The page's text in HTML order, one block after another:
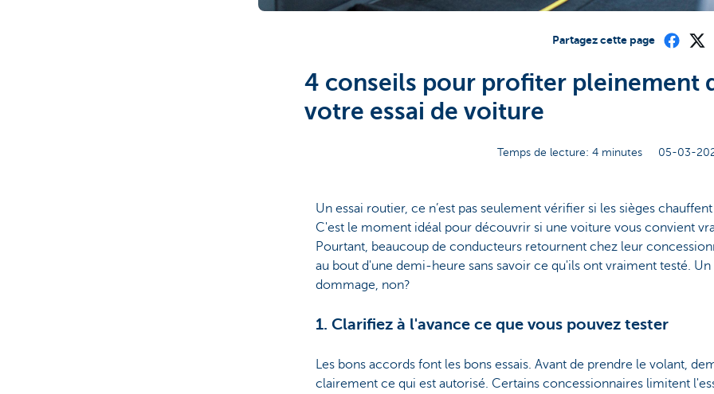
Partagez cette page
4 conseils pour profiter pleinement
votre essai de voiture
Temps de lecture: 4 minutes 05-03-
Un essai routier, ce n’est pas seulement vérifier si les sièges
C'est le moment idéal pour découvrir si une voiture vous convient
Pourtant, beaucoup de conducteurs retournent chez leur
au bout d'une demi-heure sans savoir ce qu'ils ont vraiment testé. Un
dommage, non?
1. Clarifiez à l'avance ce que vous pouvez tester
Les bons accords font les bons essais. Avant de prendre le volant,
clairement ce qui est autorisé. Certains concessionnaires limitent